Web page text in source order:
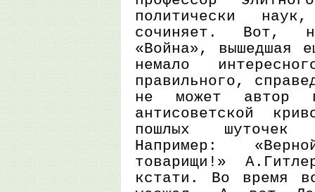
политически
сочиняет. Вот,
«Война», вышедшая
немало
правильного,
не может автор
антисоветской
пошлых шуточек
Например:
товарищи!»
кстати. Во время